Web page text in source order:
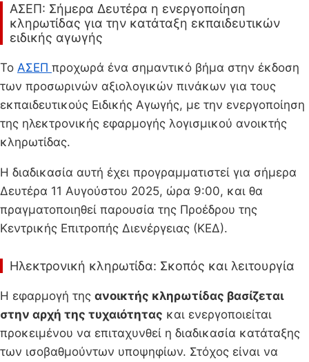
ΑΣΕΠ: Σήμερα Δευτέρα η ενεργοποίηση
κληρωτίδας για την κατάταξη εκπαιδευτικών
ειδικής αγωγής
Το ΑΣΕΠ προχωρά ένα σημαντικό βήμα στην έκδοση
των προσωρινών αξιολογικών πινάκων για τους
εκπαιδευτικούς Ειδικής Αγωγής, με την ενεργοποίηση
της ηλεκτρονικής εφαρμογής λογισμικού ανοικτής
κληρωτίδας.
Η διαδικασία αυτή έχει προγραμματιστεί για σήμερα
Δευτέρα 11 Αυγούστου 2025, ώρα 9:00, και θα
πραγματοποιηθεί παρουσία της Προέδρου της
Κεντρικής Επιτροπής Διενέργειας (ΚΕΔ).
Ηλεκτρονική κληρωτίδα: Σκοπός και λειτουργία
Η εφαρμογή της ανοικτής κληρωτίδας βασίζεται
στην αρχή της τυχαιότητας και ενεργοποιείται
προκειμένου να επιταχυνθεί η διαδικασία κατάταξης
των ισοβαθμούντων υποψηφίων. Στόχος είναι να